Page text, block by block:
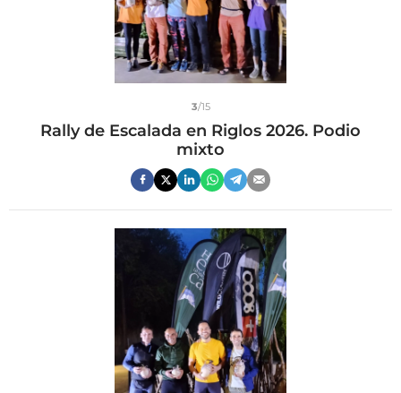
3/15
Rally de Escalada en Riglos 2026. Podio
mixto